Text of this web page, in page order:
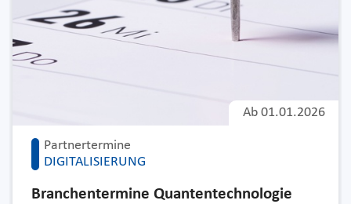
Partnertermine
DIGITALISIERUNG
Ab 01.01.2026
Branchentermine Quantentechnologie